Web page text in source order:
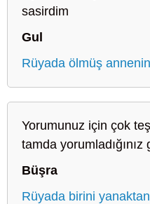
sasirdim
Gul
Rüyada ölmüş
Yorumunuz için çok
tamda yorumladığınız
Büşra
Rüyada birini